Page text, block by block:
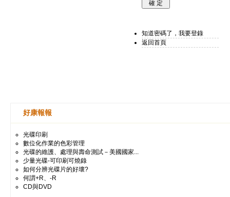
知道密碼了，我要登錄
返回首頁
好康報報
光碟印刷
數位化作業的色彩管理
光碟的維護、處理與壽命測試－美國國家...
少量光碟-可印刷可燒錄
如何分辨光碟片的好壞?
何謂+R、-R
CD與DVD